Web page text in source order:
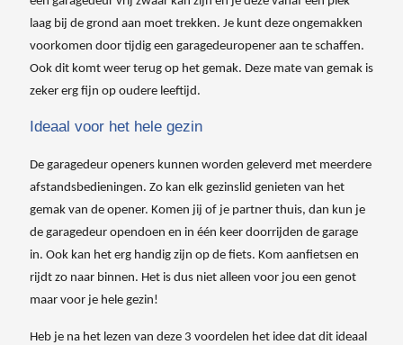
laag bij de grond aan moet trekken. Je kunt deze ongemakken
voorkomen door tijdig een garagedeuropener aan te schaffen.
Ook dit komt weer terug op het gemak. Deze mate van gemak is
zeker erg fijn op oudere leeftijd.
Ideaal voor het hele gezin
De garagedeur openers kunnen worden geleverd met meerdere
afstandsbedieningen. Zo kan elk gezinslid genieten van het
gemak van de opener. Komen jij of je partner thuis, dan kun je
de garagedeur opendoen en in één keer doorrijden de garage
in. Ook kan het erg handig zijn op de fiets. Kom aanfietsen en
rijdt zo naar binnen. Het is dus niet alleen voor jou een genot
maar voor je hele gezin!
Heb je na het lezen van deze 3 voordelen het idee dat dit ideaal